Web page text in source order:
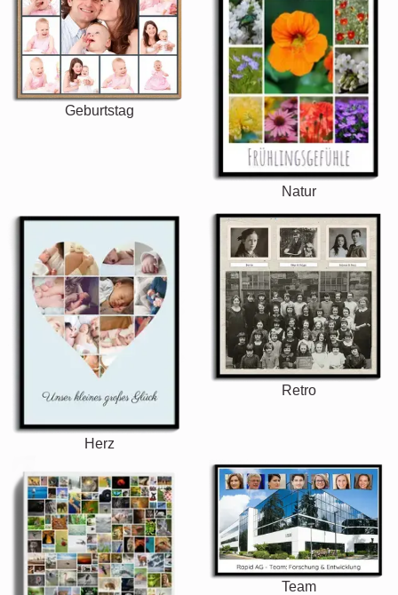
Geburtstag
Natur
Herz
Retro
Team